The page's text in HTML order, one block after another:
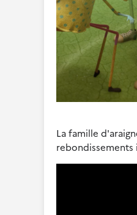
La famille
rebondissements